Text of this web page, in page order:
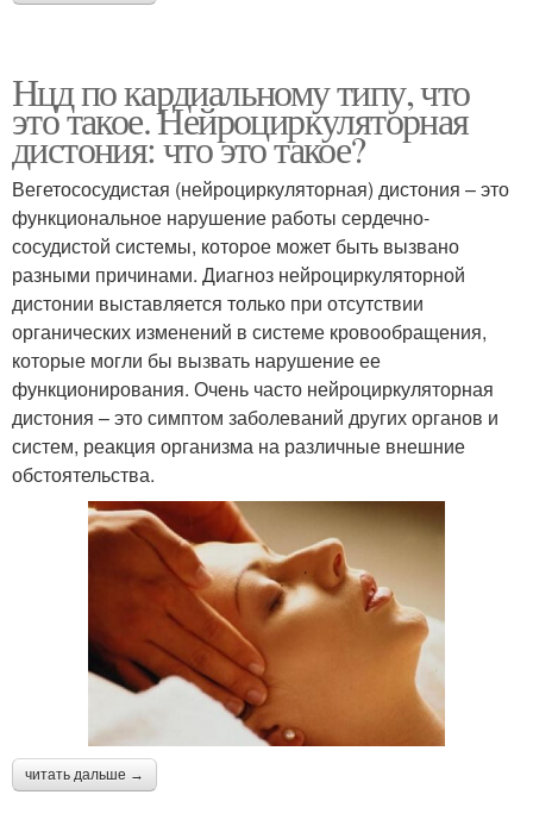
Нцд по кардиальному типу, что
это такое. Нейроциркуляторная
дистония: что это такое?
Вегетососудистая (нейроциркуляторная) дистония – это
функциональное нарушение работы сердечно-
сосудистой системы, которое может быть вызвано
разными причинами. Диагноз нейроциркуляторной
дистонии выставляется только при отсутствии
органических изменений в системе кровообращения,
которые могли бы вызвать нарушение ее
функционирования. Очень часто нейроциркуляторная
дистония – это симптом заболеваний других органов и
систем, реакция организма на различные внешние
обстоятельства.
читать дальше →